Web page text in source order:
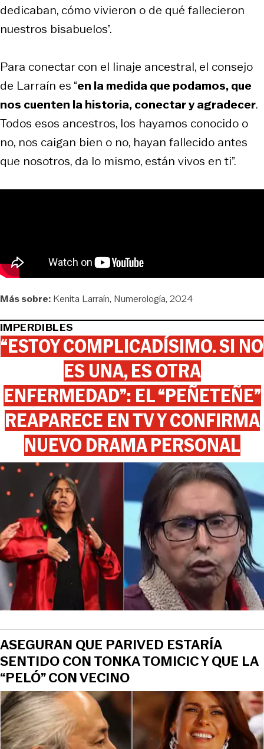
dedicaban, cómo vivieron o de qué fallecieron
nuestros bisabuelos”.
Para conectar con el linaje ancestral, el consejo
de Larraín es “en la medida que podamos, que
nos cuenten la historia, conectar y agradecer.
Todos esos ancestros, los hayamos conocido o
no, nos caigan bien o no, hayan fallecido antes
que nosotros, da lo mismo, están vivos en ti”.
Más sobre: Kenita Larraín Numerología 2024
IMPERDIBLES
“ESTOY COMPLICADÍSIMO. SI NO
ES UNA, ES OTRA
ENFERMEDAD”: EL “PEÑETEÑE”
REAPARECE EN TV Y CONFIRMA
NUEVO DRAMA PERSONAL
ASEGURAN QUE PARIVED ESTARÍA
SENTIDO CON TONKA TOMICIC Y QUE LA
“PELÓ” CON VECINO